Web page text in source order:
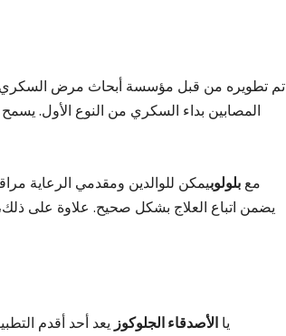
تم تطويره من قبل مؤسسة أبحاث مرض السكري
المصابين بداء السكري من النوع الأول.
مع بلولوبيمكن للوالدين ومقدمي الرعاية
يضمن اتباع العلاج بشكل صحيح. علاوة على
يا الأصدقاء الجلوكوز يعد أحد أقدم